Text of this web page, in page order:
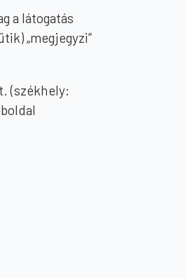
a látogatás
„megjegyzi”
(székhely: